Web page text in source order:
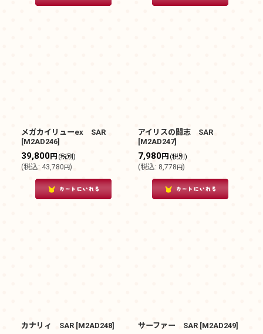
メガカイリューex SAR
[M2AD246]
39,800円 (税別)
(税込: 43,780円)
アイリスの闘志 SAR
[M2AD247]
7,980円 (税別)
(税込: 8,778円)
カナリィ SAR [M2AD248] サーファー SAR [M2AD249]